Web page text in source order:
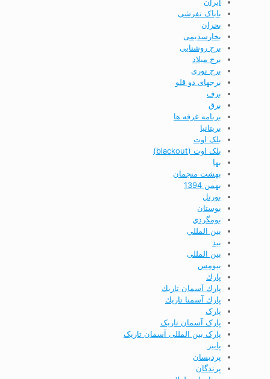
باباک تفرشی
بحران
بخارسدیمی
برج روشنایی
برج ميلاد
برج نوری
برجهای دو قلو
برف
برق
برنامه غرفه ها
بريتانيا
بلک اوت
بلک اوت (blackout)
بها
بهشت منجمان
بهمن 1394
بورتل
بوستان
بومگردي
بين المللي
بید
بین المللی
بیومس
پارك
پارك آسمان تاريك
پارك آسمنا تاريك
پارک
پارک آسمان تاریک
پارک بین المللی آسمان تاریک
پاييز
پردیسان
پرندگان